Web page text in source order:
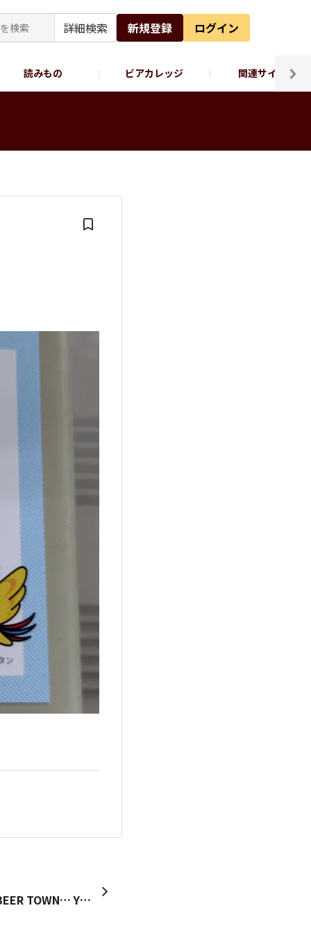
詳細検索 新規登録 ログイン
読みもの ビアカレッジ 関連サイト
【本日の御神籤】 YEBISU BEER TOWN… YEBISU BARアプリ……末吉 皆さんには鬼門ってあるのかな❓ 神奈川県民になって先日で丸32年になったのだが、どうも湘南方面がそれっぽい…🤔 鎌倉＆江ノ島エリア🏄️、近年では🌊茅ヶ崎周辺… 鎌倉はコロナ禍に長年通い続けた長谷の🍰ケーキ屋が閉店してから行かなくなったが、⛩️鶴岡八幡宮は本当に合わなかった😞 茅ヶ崎は何でもなかったけど、近年チョッとなぁ🤨 今日なんか、 午前中…乗車中の相模線で踏切内で乗用車の立ち往生で緊急停止🫸🚃 夜…何時に帰るか小田急を検索したら、小田急江ノ島線が人身事故で運転見合わせ⚠️😱 ※レストラン🍴でもっと飲食してください❗ってことか❓🤣 御祓いをして貰ったというのになぁ😮‍💨